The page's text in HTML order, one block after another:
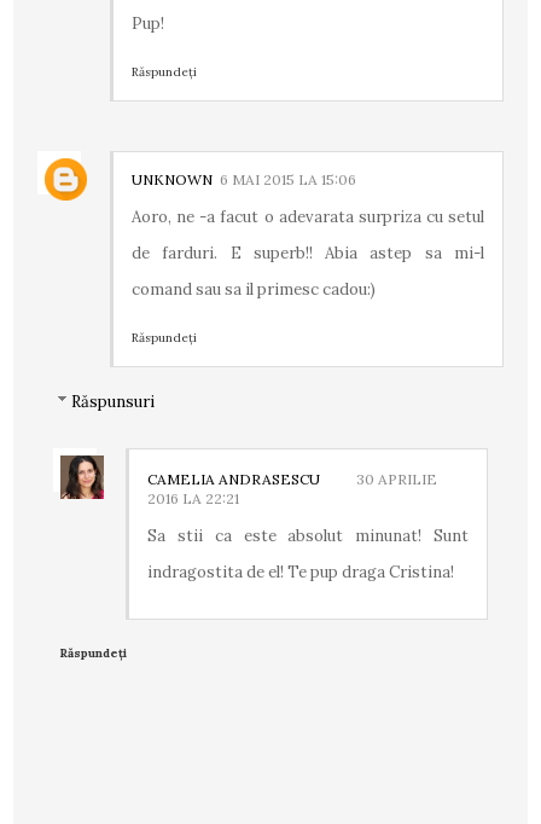
Pup!
Răspundeți
UNKNOWN 6 MAI 2015 LA 15:06
Aoro, ne -a facut o adevarata surpriza cu setul
de farduri. E superb!! Abia astep sa mi-l
comand sau sa il primesc cadou:)
Răspundeți
Răspunsuri
CAMELIA ANDRASESCU
30 APRILIE
2016 LA 22:21
Sa stii ca este absolut minunat! Sunt
indragostita de el! Te pup draga Cristina!
Răspundeți